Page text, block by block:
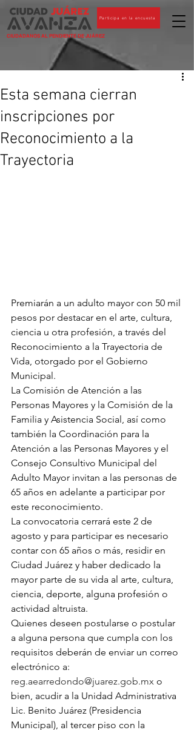
CIUDADANOS AL PENDIENTE DE JUÁREZ
Participa en la encuesta
Esta semana cierran
inscripciones por
Reconocimiento a la
Trayectoria
Premiarán a un adulto mayor con 50 mil
pesos por destacar en el arte, cultura,
ciencia u otra profesión, a través del
Reconocimiento a la Trayectoria de
Vida, otorgado por el Gobierno
Municipal.
La Comisión de Atención a las
Personas Mayores y la Comisión de la
Familia y Asistencia Social, así como
también la Coordinación para la
Atención a las Personas Mayores y el
Consejo Consultivo Municipal del
Adulto Mayor invitan a las personas de
65 años en adelante a participar por
este reconocimiento.
La convocatoria cerrará este 2 de
agosto y para participar es necesario
contar con 65 años o más, residir en
Ciudad Juárez y haber dedicado la
mayor parte de su vida al arte, cultura,
ciencia, deporte, alguna profesión o
actividad altruista.
Quienes deseen postularse o postular
a alguna persona que cumpla con los
requisitos deberán de enviar un correo
electrónico a:
reg.aearredondo@juarez.gob.mx o
bien, acudir a la Unidad Administrativa
Lic. Benito Juárez (Presidencia
Municipal), al tercer piso con la